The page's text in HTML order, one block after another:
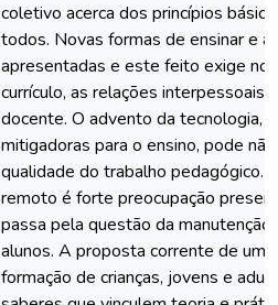
coletivo acerca dos princípios
todos. Novas formas de ensinar e
apresentadas e este feito exige
currículo, as relações interpessoais
docente. O advento da tecnologia,
mitigadoras para o ensino, pode
qualidade do trabalho pedagógico.
remoto é forte preocupação
passa pela questão da
alunos. A proposta corrente de um
formação de crianças, jovens e